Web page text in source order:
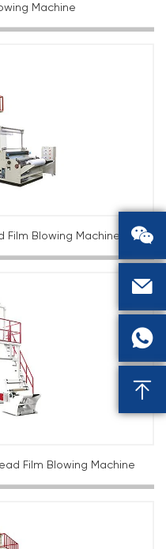
Machine
Film Blowing Machine
Film Blowing Machine



